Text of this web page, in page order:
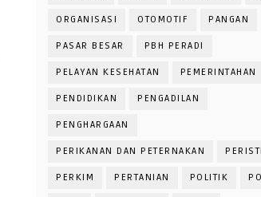
ORGANISASI OTOMOTIF PANGAN
PASAR BESAR PBH PERADI
PELAYAN KESEHATAN PEMERINTAHAN
PENDIDIKAN PENGADILAN
PENGHARGAAN
PERIKANAN DAN PETERNAKAN
PERKIM PERTANIAN POLITIK